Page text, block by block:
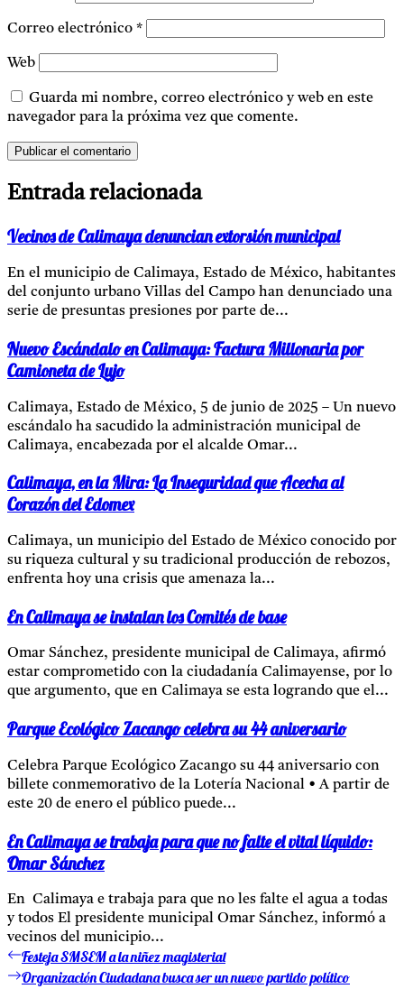
Correo electrónico *
Web
Guarda mi nombre, correo electrónico y web en este
navegador para la próxima vez que comente.
Entrada relacionada
Vecinos de Calimaya denuncian extorsión municipal
En el municipio de Calimaya, Estado de México, habitantes
del conjunto urbano Villas del Campo han denunciado una
serie de presuntas presiones por parte de...
Nuevo Escándalo en Calimaya: Factura Millonaria por
Camioneta de Lujo
Calimaya, Estado de México, 5 de junio de 2025 – Un nuevo
escándalo ha sacudido la administración municipal de
Calimaya, encabezada por el alcalde Omar...
Calimaya, en la Mira: La Inseguridad que Acecha al
Corazón del Edomex
Calimaya, un municipio del Estado de México conocido por
su riqueza cultural y su tradicional producción de rebozos,
enfrenta hoy una crisis que amenaza la...
En Calimaya se instalan los Comités de base
Omar Sánchez, presidente municipal de Calimaya, afirmó
estar comprometido con la ciudadanía Calimayense, por lo
que argumento, que en Calimaya se esta logrando que el...
Parque Ecológico Zacango celebra su 44 aniversario
Celebra Parque Ecológico Zacango su 44 aniversario con
billete conmemorativo de la Lotería Nacional • A partir de
este 20 de enero el público puede...
En Calimaya se trabaja para que no falte el vital líquido:
Omar Sánchez
En Calimaya e trabaja para que no les falte el agua a todas
y todos El presidente municipal Omar Sánchez, informó a
vecinos del municipio...
Navegación
Entrada
anterior:
Festeja SMSEM a la niñez magisterial
Entrada
Organización Ciudadana busca ser un nuevo partido político